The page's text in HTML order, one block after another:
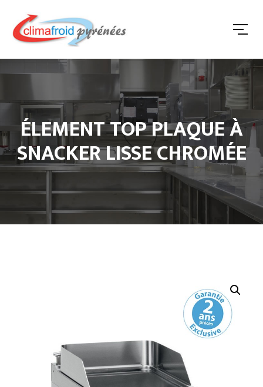
ÉLEMENT TOP PLAQUE À
SNACKER LISSE CHROMÉE